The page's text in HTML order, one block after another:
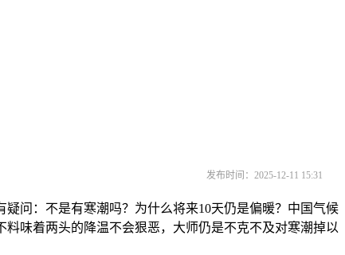
发布时间：2025-12-11 15:31
问：不是有寒潮吗？为什么将来10天仍是偏暖？中国气候
味着两头的降温不会狠恶，大师仍是不克不及对寒潮掉以